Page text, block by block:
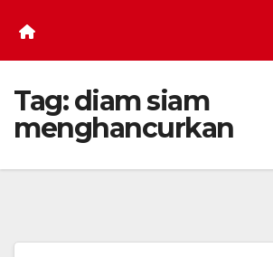
Tag:diam siam
menghancurkan